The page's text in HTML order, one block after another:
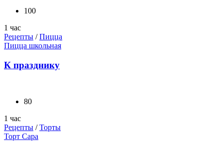
100
1 час
Рецепты /Пицца
Пицца школьная
К празднику
80
1 час
Рецепты /Торты
Торт Сара